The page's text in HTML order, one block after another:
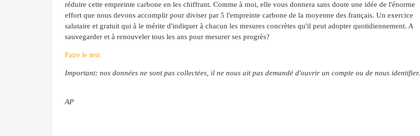
réduire cette empreinte carbone en les chiffrant. Comme à moi, elle vous donnera sans doute une idée de l'énorme
effort que nous devons accomplir pour diviser par 5 l'empreinte carbone de la moyenne des français. Un exercice
salutaire et gratuit qui à le mérite d'indiquer à chacun les mesures concrètes qu'il peut adopter quotidiennement. A
sauvegarder et à renouveler tous les ans pour mesurer ses progrès?
Faire le test
Important: nos données ne sont pas collectées, il ne nous ait pas demandé d'ouvrir un compte ou de nous identifier.
AP